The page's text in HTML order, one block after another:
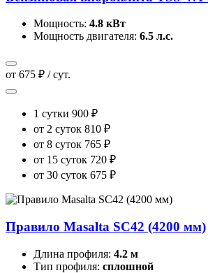
Мощность: 4.8 кВт
Мощность двигателя: 6.5 л.с.
от 675 ₽ / сут.
1 сутки 900 ₽
от 2 суток 810 ₽
от 8 суток 765 ₽
от 15 суток 720 ₽
от 30 суток 675 ₽
Правило Masalta SC42 (4200 мм)
Длина профиля: 4.2 м
Тип профиля: сплошной